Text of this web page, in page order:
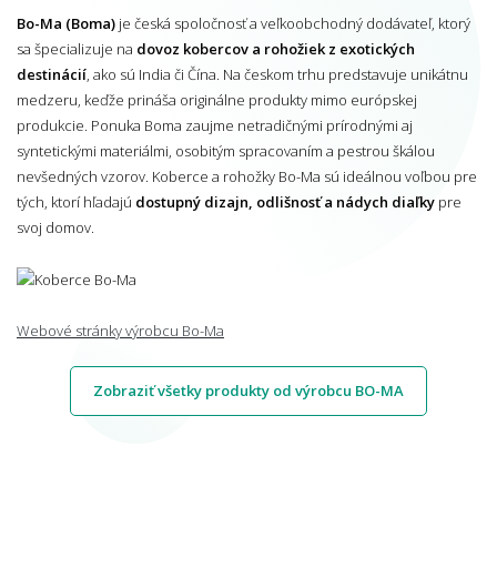
Bo-Ma (Boma) je česká spoločnosť a veľkoobchodný dodávateľ, ktorý
sa špecializuje na dovoz kobercov a rohožiek z exotických
destinácií , ako sú India či Čína. Na českom trhu predstavuje unikátnu
medzeru, keďže prináša originálne produkty mimo európskej
produkcie. Ponuka Boma zaujme netradičnými prírodnými aj
syntetickými materiálmi, osobitým spracovaním a pestrou škálou
nevšedných vzorov. Koberce a rohožky Bo-Ma sú ideálnou voľbou pre
tých, ktorí hľadajú dostupný dizajn, odlišnosť a nádych diaľky pre
svoj domov.
Webové stránky výrobcu Bo-Ma
Zobraziť všetky produkty od výrobcu BO-MA